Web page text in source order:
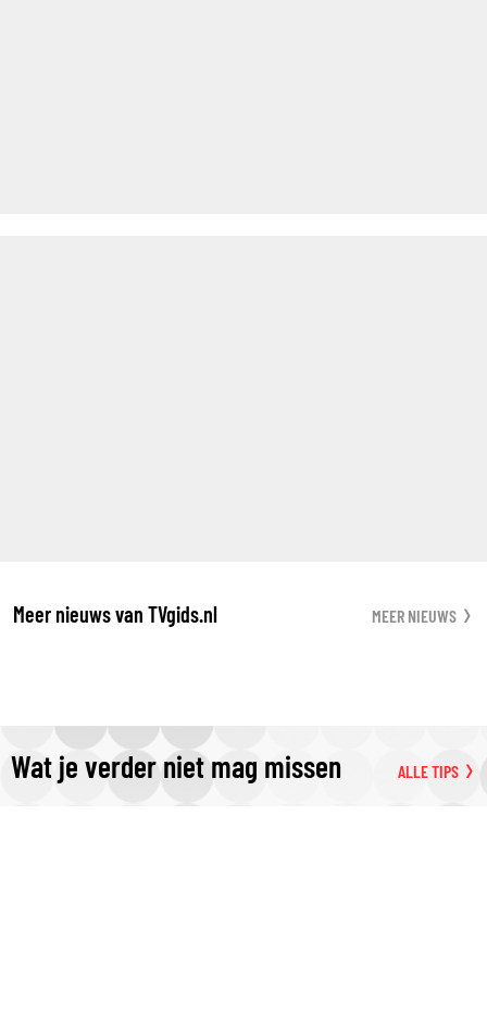
Meer nieuws van TVgids.nl MEER NIEUWS
Wat je verder niet mag missen ALLE TIPS